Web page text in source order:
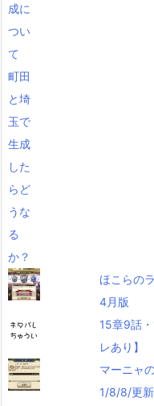
ほこらの
4月版
15章9話
レあり】
マーニャ
1/8/8/更新